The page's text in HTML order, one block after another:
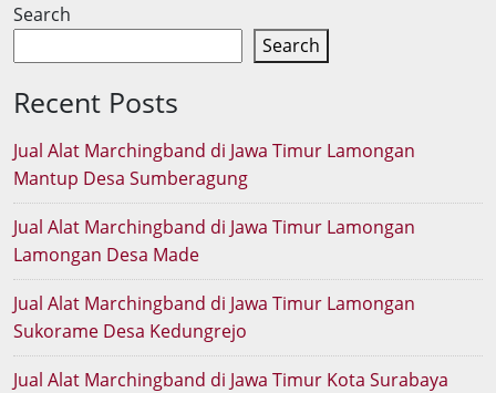
Search
Search
Recent Posts
Jual Alat Marchingband di Jawa Timur Lamongan
Mantup Desa Sumberagung
Jual Alat Marchingband di Jawa Timur Lamongan
Lamongan Desa Made
Jual Alat Marchingband di Jawa Timur Lamongan
Sukorame Desa Kedungrejo
Jual Alat Marchingband di Jawa Timur Kota Surabaya